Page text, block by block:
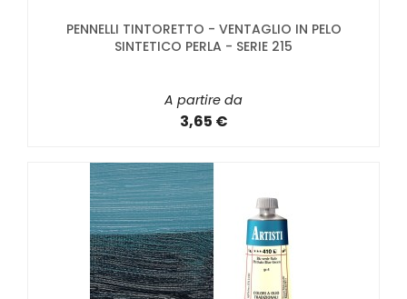
PENNELLI TINTORETTO - VENTAGLIO IN PELO
SINTETICO PERLA - SERIE 215
A partire da
3,65 €